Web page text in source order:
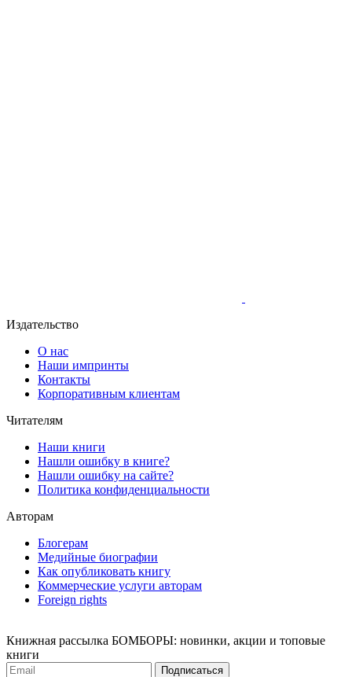
Издательство
О нас
Наши импринты
Контакты
Корпоративным клиентам
Читателям
Наши книги
Нашли ошибку в книге?
Нашли ошибку на сайте?
Политика конфиденциальности
Авторам
Блогерам
Медийные биографии
Как опубликовать книгу
Коммерческие услуги авторам
Foreign rights
Книжная рассылка БОМБОРЫ: новинки, акции и топовые
книги
Подписаться